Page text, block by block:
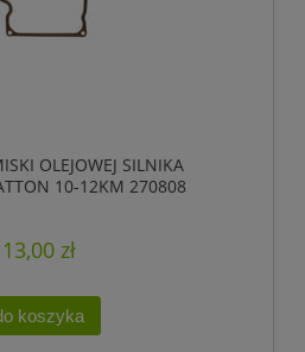
OLEJOWEJ SILNIKA
10-12KM 270808
13,00 zł
koszyka